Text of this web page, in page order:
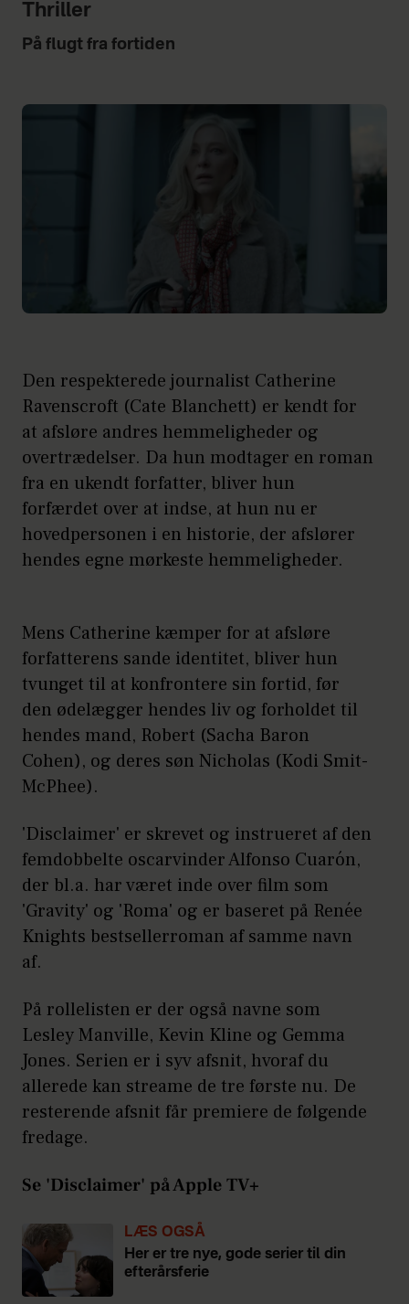
Thriller
På flugt fra fortiden
Den respekterede journalist Catherine
Ravenscroft (Cate Blanchett) er kendt for
at afsløre andres hemmeligheder og
overtrædelser. Da hun modtager en roman
fra en ukendt forfatter, bliver hun
forfærdet over at indse, at hun nu er
hovedpersonen i en historie, der afslører
hendes egne mørkeste hemmeligheder.
Mens Catherine kæmper for at afsløre
forfatterens sande identitet, bliver hun
tvunget til at konfrontere sin fortid, før
den ødelægger hendes liv og forholdet til
hendes mand, Robert (Sacha Baron
Cohen), og deres søn Nicholas (Kodi Smit-
McPhee).
'Disclaimer' er skrevet og instrueret af den
femdobbelte oscarvinder Alfonso Cuarón,
der bl.a. har været inde over film som
'Gravity' og 'Roma' og er baseret på Renée
Knights bestsellerroman af samme navn
af.
På rollelisten er der også navne som
Lesley Manville, Kevin Kline og Gemma
Jones. Serien er i syv afsnit, hvoraf du
allerede kan streame de tre første nu. De
resterende afsnit får premiere de følgende
fredage.
Se 'Disclaimer' på Apple TV+
LÆS OGSÅ
Her er tre nye, gode serier til din
efterårsferie